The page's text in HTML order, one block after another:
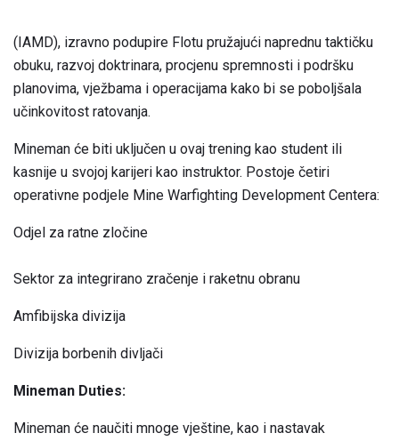
(IAMD), izravno podupire Flotu pružajući naprednu taktičku
obuku, razvoj doktrinara, procjenu spremnosti i podršku
planovima, vježbama i operacijama kako bi se poboljšala
učinkovitost ratovanja.
Mineman će biti uključen u ovaj trening kao student ili
kasnije u svojoj karijeri kao instruktor. Postoje četiri
operativne podjele Mine Warfighting Development Centera:
Odjel za ratne zločine
Sektor za integrirano zračenje i raketnu obranu
Amfibijska divizija
Divizija borbenih divljači
Mineman Duties:
Mineman će naučiti mnoge vještine, kao i nastavak